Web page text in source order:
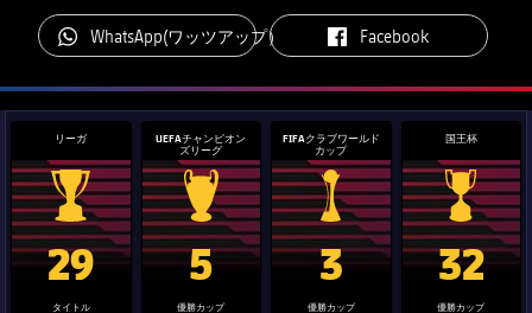
監督
Facilities
順位表
チケット
結果
順位表
PLUSICON
LABEL.ARIA.PLUS
スケジュール
チケット
結果
PLUSICON
LABEL.ARIA.PLUS
トップチーム
plusicon
label.aria.plus
スケジュール
PLUSICON
LABEL.ARIA.PLUS
label.aria.whatsapp
WhatsApp(ワッツアップ） label.aria.facebook
Facebook
リーガ
La Liga trophy
29
タイトル
UEFAチャンピオン
ズリーグ
Champions League trophy
5
優勝カップ
FIFAクラブワールド
カップ
label.aria.clubworldcup
3
優勝カップ
国王杯
国王杯
32
優勝カップ